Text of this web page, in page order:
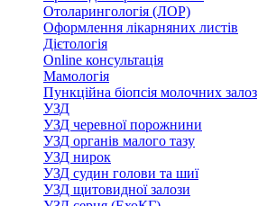
Отоларингологія (ЛОР)
Оформлення лікарняних листів
Дієтологія
Online консультація
Мамологія
Пункційна біопсія молочних залоз
УЗД
УЗД черевної порожнини
УЗД органів малого тазу
УЗД нирок
УЗД судин голови та шиї
УЗД щитовидної залози